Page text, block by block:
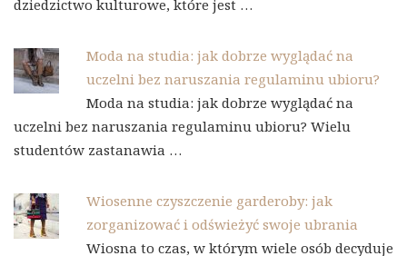
dziedzictwo kulturowe, które jest …
Moda na studia: jak dobrze wyglądać na
uczelni bez naruszania regulaminu ubioru?
Moda na studia: jak dobrze wyglądać na
uczelni bez naruszania regulaminu ubioru? Wielu
studentów zastanawia …
Wiosenne czyszczenie garderoby: jak
zorganizować i odświeżyć swoje ubrania
Wiosna to czas, w którym wiele osób decyduje